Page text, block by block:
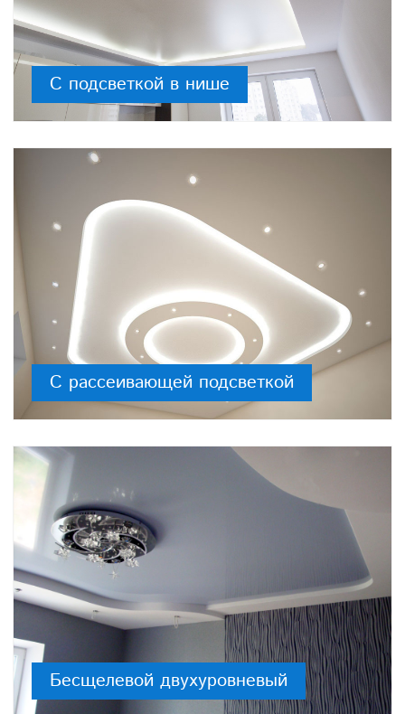
С подсветкой в нише
С рассеивающей подсветкой
Бесщелевой двухуровневый